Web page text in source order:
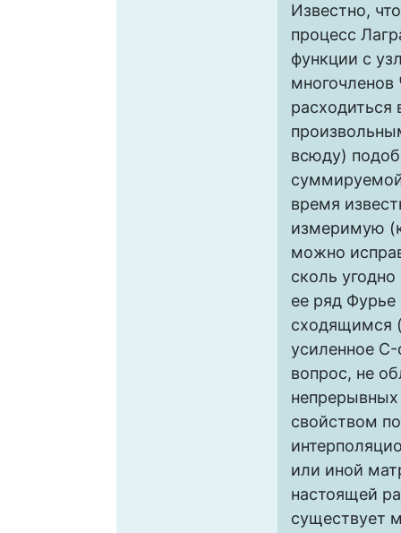
Известно,
процесс
функции с
всюду)
время
измеримую
можно
сколь
ее ряд Фурье
сходящимся
усиленное
вопрос, не
свойством
или иной
настоящей
существует